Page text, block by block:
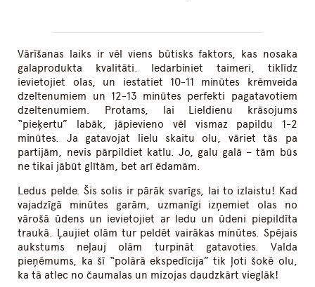
Vārīšanas laiks ir vēl viens būtisks faktors, kas nosaka
galaprodukta kvalitāti. Iedarbiniet taimeri, tiklīdz
ievietojiet olas, un iestatiet 10-11 minūtes krēmveida
dzeltenumiem un 12-13 minūtes perfekti pagatavotiem
dzeltenumiem. Protams, lai Lieldienu krāsojums
“pieķertu” labāk, jāpievieno vēl vismaz papildu 1-2
minūtes. Ja gatavojat lielu skaitu olu, vāriet tās pa
partijām, nevis pārpildiet katlu. Jo, galu galā – tām būs
ne tikai jābūt glītām, bet arī ēdamām.
Ledus pelde. Šis solis ir pārāk svarīgs, lai to izlaistu! Kad
vajadzīgā minūtes garām, uzmanīgi izņemiet olas no
vārošā ūdens un ievietojiet ar ledu un ūdeni piepildīta
traukā. Ļaujiet olām tur peldēt vairākas minūtes. Spējais
aukstums neļauj olām turpināt gatavoties. Valda
pieņēmums, ka šī “polārā ekspedīcija” tik ļoti šokē olu,
ka tā atlec no čaumalas un mizojas daudzkārt vieglāk!